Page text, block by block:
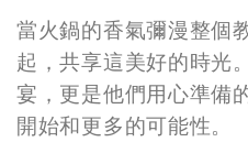
當火鍋的香氣彌漫整個
起，共享這美好的時光
宴，更是他們用心準備
開始和更多的可能性。